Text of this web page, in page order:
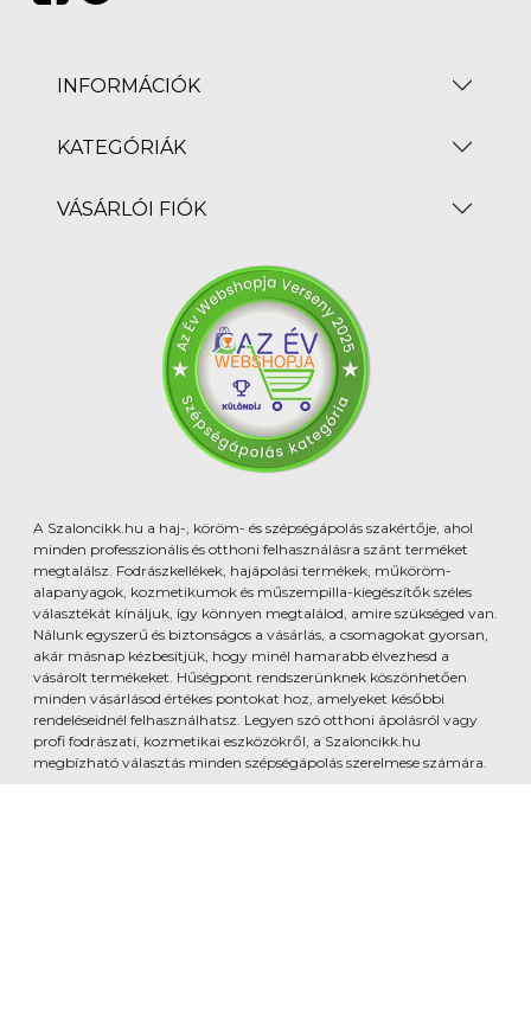
INFORMÁCIÓK
KATEGÓRIÁK
VÁSÁRLÓI FIÓK
A Szaloncikk.hu a haj-, köröm- és szépségápolás szakértője, ahol
minden professzionális és otthoni felhasználásra szánt terméket
megtalálsz. Fodrászkellékek, hajápolási termékek, műköröm-
alapanyagok, kozmetikumok és műszempilla-kiegészítők széles
választékát kínáljuk, így könnyen megtalálod, amire szükséged van.
Nálunk egyszerű és biztonságos a vásárlás, a csomagokat gyorsan,
akár másnap kézbesítjük, hogy minél hamarabb élvezhesd a
vásárolt termékeket. Hűségpont rendszerünknek köszönhetően
minden vásárlásod értékes pontokat hoz, amelyeket későbbi
rendeléseidnél felhasználhatsz. Legyen szó otthoni ápolásról vagy
profi fodrászati, kozmetikai eszközökről, a Szaloncikk.hu
megbízható választás minden szépségápolás szerelmese számára.